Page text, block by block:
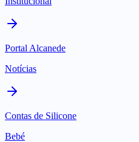
Portal Alcanede
Notícias
Contas de Silicone
Bebé